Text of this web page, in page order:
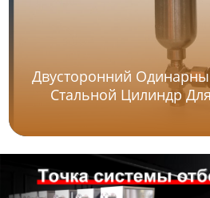
Двусторонний
Стальной Цилиндр